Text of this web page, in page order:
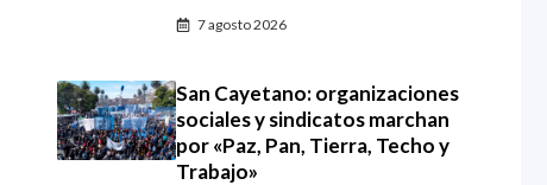
7 agosto 2026
San Cayetano: organizaciones
sociales y sindicatos marchan
por «Paz, Pan, Tierra, Techo y
Trabajo»